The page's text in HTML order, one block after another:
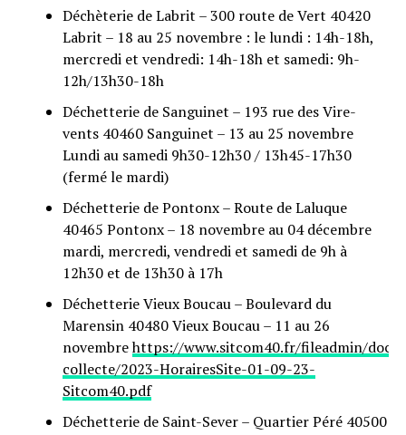
Déchèterie de Labrit – 300 route de Vert 40420
Labrit – 18 au 25 novembre : le lundi : 14h-18h,
mercredi et vendredi: 14h-18h et samedi: 9h-
12h/13h30-18h
Déchetterie de Sanguinet – 193 rue des Vire-
vents 40460 Sanguinet – 13 au 25 novembre
Lundi au samedi 9h30-12h30 / 13h45-17h30
(fermé le mardi)
Déchetterie de Pontonx – Route de Laluque
40465 Pontonx – 18 novembre au 04 décembre
mardi, mercredi, vendredi et samedi de 9h à
12h30 et de 13h30 à 17h
Déchetterie Vieux Boucau – Boulevard du
Marensin 40480 Vieux Boucau – 11 au 26
novembrehttps://www.sitcom40.fr/fileadmin/
collecte/2023-HorairesSite-01-09-23-
Sitcom40.pdf
Déchetterie de Saint-Sever – Quartier Péré 40500